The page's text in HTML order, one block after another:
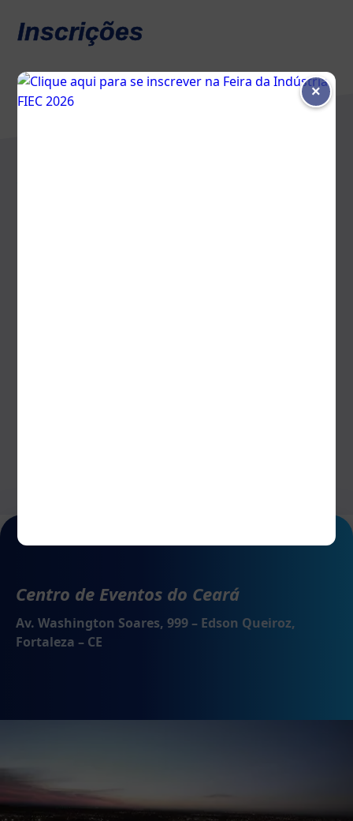
Inscrições
Centro de Eventos do Ceará
Av. Washington Soares, 999 – Edson Queiroz,
Fortaleza – CE
×